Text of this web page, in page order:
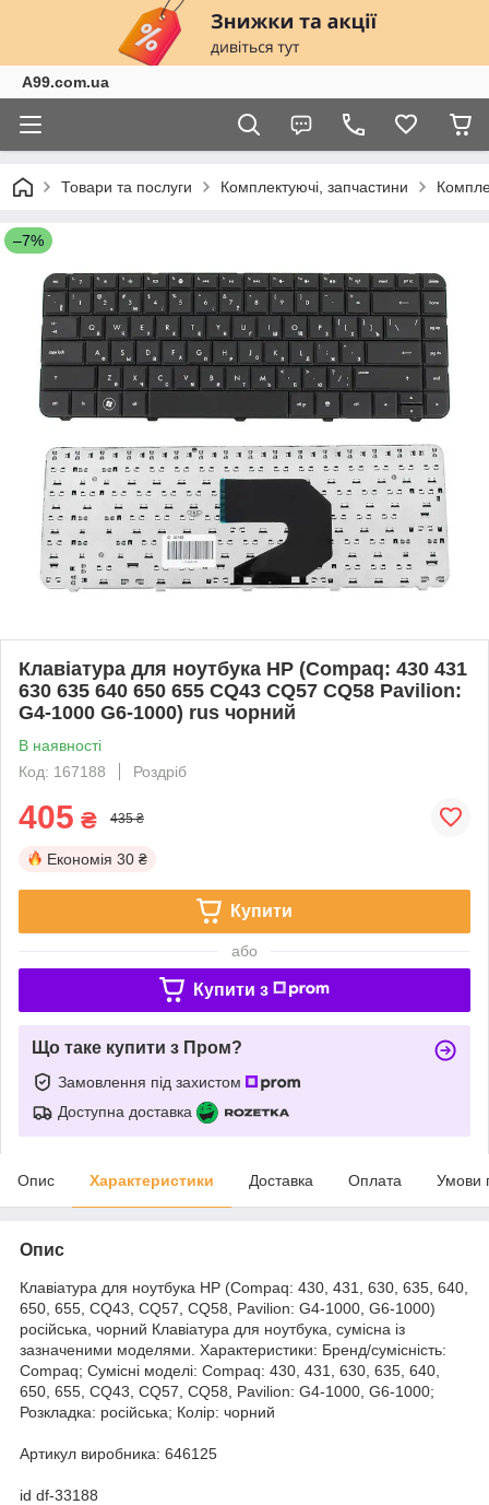
A99.com.ua
Товари та послуги Комплектуючі, запчастини
–7%
Клавіатура для ноутбука HP (Compaq: 430 431
630 635 640 650 655 СQ43 CQ57 CQ58 Pavilion:
G4-1000 G6-1000) rus чорний
В наявності
Код: 167188
Роздріб
405 ₴ 435 ₴
Економія 30 ₴
Купити
або
Купити з
Що таке купити з Пром?
Замовлення під захистом
Доступна доставка
Опис Характеристики Доставка Оплата Умови
Опис
Клавіатура для ноутбука HP (Compaq: 430, 431, 630, 635, 640,
650, 655, СQ43, CQ57, CQ58, Pavilion: G4-1000, G6-1000)
російська, чорний Клавіатура для ноутбука, сумісна із
зазначеними моделями. Характеристики: Бренд/сумісність:
Compaq; Сумісні моделі: Compaq: 430, 431, 630, 635, 640,
650, 655, СQ43, CQ57, CQ58, Pavilion: G4-1000, G6-1000;
Розкладка: російська; Колір: чорний
Артикул виробника: 646125
id df-33188